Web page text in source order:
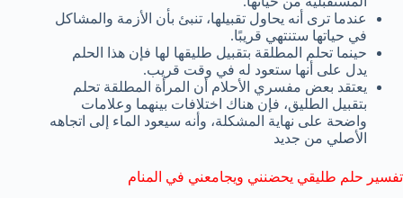
عندما ترى أنه يحاول تقبيلها، تنبئ بأن الأزمة والمشاكل
في حياتها ستنتهي قريبًا.
حينما تحلم المطلقة بتقبيل طليقها لها فإن هذا الحلم
يدل على أنها ستعود له في وقت قريب.
يعتقد بعض مفسري الأحلام أن المرأة المطلقة تحلم
بتقبيل الطليق، فإن هناك اختلافات بينهما وعلامات
واضحة على نهاية المشكلة، وأنه سيعود الماء إلى اتجاهه
الأصلي من جديد
تفسير حلم طليقي يحضنني ويجامعني في المنام